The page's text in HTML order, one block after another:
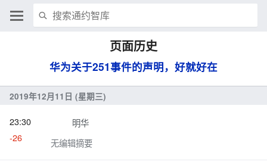
页面历史
华为关于251事件的声明，好就好在
2019年12月11日 (星期三)
明华
无编辑摘要
23:30
-26